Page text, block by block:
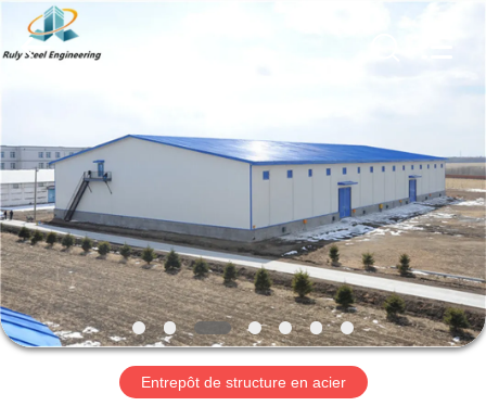
PRODUITS
VIDÉOS
VR
SHOW
Qingdao
Engineering
Entrepôt de structure en acier